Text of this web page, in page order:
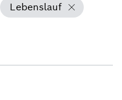
Lebenslauf